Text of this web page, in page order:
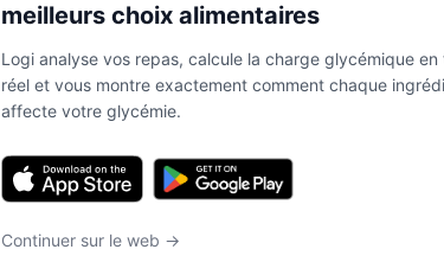
meilleurs choix alimentaires
Logi analyse vos repas, calcule la charge glycémique en
réel et vous montre exactement comment chaque
affecte votre glycémie.
Continuer sur le web →